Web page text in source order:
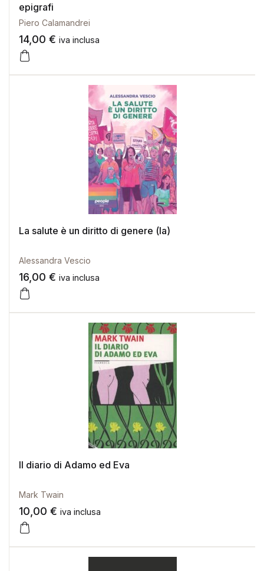
epigrafi
Piero Calamandrei
14,00 € iva inclusa
La salute è un diritto di genere (la)
Alessandra Vescio
16,00 € iva inclusa
Il diario di Adamo ed Eva
Mark Twain
10,00 € iva inclusa